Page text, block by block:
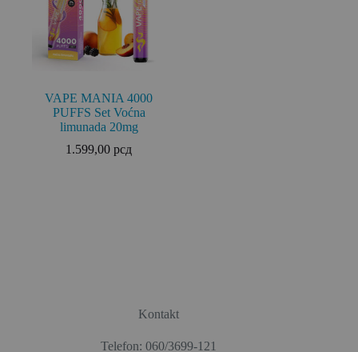
VAPE MANIA 4000
PUFFS Set Voćna
limunada 20mg
1.599,00рсд
Kontakt
Telefon: 060/3699-121